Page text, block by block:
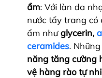
ẩm: Với làn da
nước tẩy trang có
ẩm nhưglycerin,
ceramides.
năng tăng cường
vệ hàng rào tự